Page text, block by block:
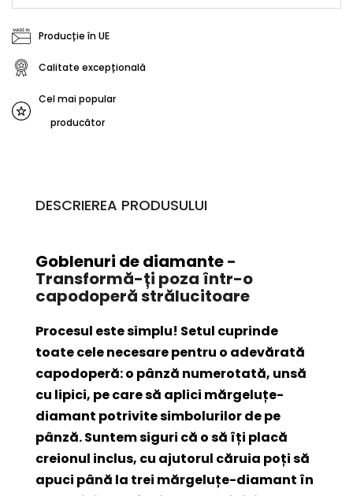
Producție în UE
Calitate excepțională
Cel mai popular
producător
DESCRIEREA PRODUSULUI
Goblenuri de diamante-
Transformă-ți poza într-o
capodoperă strălucitoare
Procesul este simplu! Setul cuprinde
toate cele necesare pentru o adevărată
capodoperă: o pânză numerotată, unsă
cu lipici, pe care să aplici mărgeluțe-
diamant potrivite simbolurilor de pe
pânză. Suntem siguri că o să îți placă
creionul inclus, cu ajutorul căruia poți să
apuci până la trei mărgeluțe-diamant în